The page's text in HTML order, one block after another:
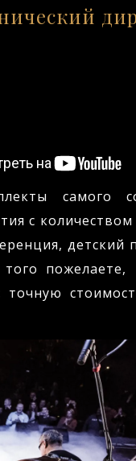
самого
с
детский
точную